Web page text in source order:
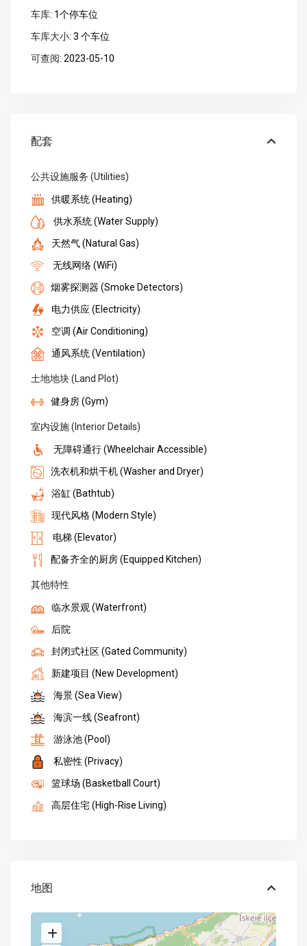
车库: 1个停车位
车库大小: 3 个车位
可查阅: 2023-05-10
配套
公共设施服务 (Utilities)
供暖系统 (Heating)
供水系统 (Water Supply)
天然气 (Natural Gas)
无线网络 (WiFi)
烟雾探测器 (Smoke Detectors)
电力供应 (Electricity)
空调 (Air Conditioning)
通风系统 (Ventilation)
土地地块 (Land Plot)
健身房 (Gym)
室内设施 (Interior Details)
无障碍通行 (Wheelchair Accessible)
洗衣机和烘干机 (Washer and Dryer)
浴缸 (Bathtub)
现代风格 (Modern Style)
电梯 (Elevator)
配备齐全的厨房 (Equipped Kitchen)
其他特性
临水景观 (Waterfront)
后院
封闭式社区 (Gated Community)
新建项目 (New Development)
海景 (Sea View)
海滨一线 (Seafront)
游泳池 (Pool)
私密性 (Privacy)
篮球场 (Basketball Court)
高层住宅 (High-Rise Living)
地图